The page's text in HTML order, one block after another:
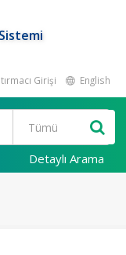
Girişi English
Detaylı Arama